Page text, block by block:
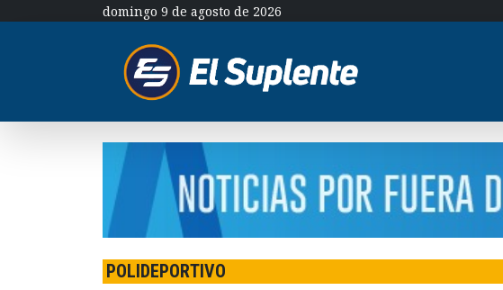
domingo 9 de agosto de 2026
POLIDEPORTIVO